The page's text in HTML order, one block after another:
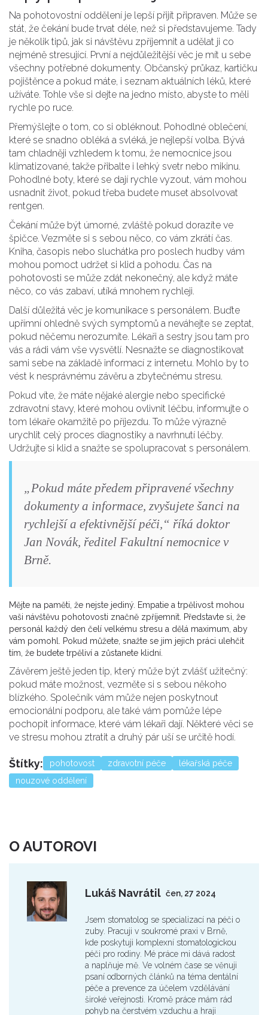
Na pohotovostní oddělení je lepší přijít připraven. Může se
stát, že čekání bude trvat déle, než si představujeme. Tady
je několik tipů, jak si návštěvu zpříjemnit a udělat ji co
nejméně stresující. První a nejdůležitější věc je mít u sebe
všechny potřebné dokumenty. Občanský průkaz, kartičku
pojištěnce a pokud máte, i seznam aktuálních léků, které
užíváte. Tohle vše si dejte na jedno místo, abyste to měli
rychle po ruce.
Přemýšlejte o tom, co si obléknout. Pohodlné oblečení,
které se snadno obléká a svléká, je nejlepší volba. Bývá
tam chladněji vzhledem k tomu, že nemocnice jsou
klimatizované, takže přibalte i lehký svetr nebo mikinu.
Pohodlné boty, které se dají rychle vyzout, vám mohou
usnadnit život, pokud třeba budete muset absolvovat
rentgen.
Čekání může být úmorné, zvláště pokud dorazíte ve
špičce. Vezměte si s sebou něco, co vám zkrátí čas.
Kniha, časopis nebo sluchátka pro poslech hudby vám
mohou pomoct udržet si klid a pohodu. Čas na
pohotovosti se může zdát nekonečný, ale když máte
něco, co vás zabaví, utíká mnohem rychleji.
Další důležitá věc je komunikace s personálem. Buďte
upřímní ohledně svých symptomů a neváhejte se zeptat,
pokud něčemu nerozumíte. Lékaři a sestry jsou tam pro
vás a rádi vám vše vysvětlí. Nesnažte se diagnostikovat
sami sebe na základě informací z internetu. Mohlo by to
vést k nesprávnému závěru a zbytečnému stresu.
Pokud víte, že máte nějaké alergie nebo specifické
zdravotní stavy, které mohou ovlivnit léčbu, informujte o
tom lékaře okamžitě po příjezdu. To může výrazně
urychlit celý proces diagnostiky a navrhnutí léčby.
Udržujte si klid a snažte se spolupracovat s personálem.
„Pokud máte předem připravené všechny
dokumenty a informace, zvyšujete šanci na
rychlejší a efektivnější péči,“ říká doktor
Jan Novák, ředitel Fakultní nemocnice v
Brně.
Mějte na paměti, že nejste jediný. Empatie a trpělivost mohou
vaši návštěvu pohotovosti značně zpříjemnit. Představte si, že
personál každý den čelí velkému stresu a dělá maximum, aby
vám pomohl. Pokud můžete, snažte se jim jejich práci ulehčit
tím, že budete trpěliví a zůstanete klidní.
Závěrem ještě jeden tip, který může být zvlášť užitečný:
pokud máte možnost, vezměte si s sebou někoho
blízkého. Společník vám může nejen poskytnout
emocionální podporu, ale také vám pomůže lépe
pochopit informace, které vám lékaři dají. Některé věci se
ve stresu mohou ztratit a druhý pár uší se určitě hodí.
Štítky: pohotovost zdravotní péče
lékařská péče
nouzové oddělení
O AUTOROVI
Lukáš Navrátil čen, 27 2024
Jsem stomatolog se specializací na péči o
zuby. Pracuji v soukromé praxi v Brně,
kde poskytuji komplexní stomatologickou
péči pro rodiny. Mé práce mi dává radost
a naplňuje mě. Ve volném čase se věnuji
psaní odborných článků na téma dentální
péče a prevence za účelem vzdělávání
široké veřejnosti. Kromě práce mám rád
pohyb na čerstvém vzduchu a hraji